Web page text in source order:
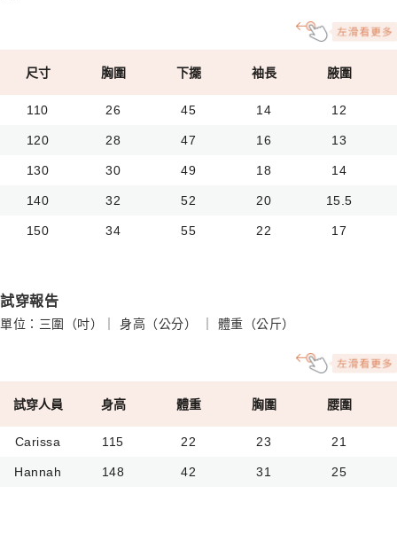
尺寸 胸圍 下擺 袖長 腋圍
110 26 45 14 12
120 28 47 16 13
130 30 49 18 14
140 32 52 20 15.5
150 34 55 22 17
試穿報告
單位：三圍（吋）｜ 身高（公分） ｜ 體重（公斤）
試穿人員 身高 體重 胸圍 腰圍
Carissa 115 22 23 21
Hannah 148 42 31 25